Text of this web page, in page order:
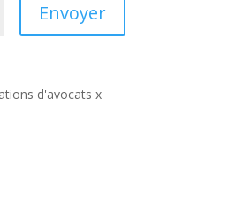
Envoyer
d'avocats x